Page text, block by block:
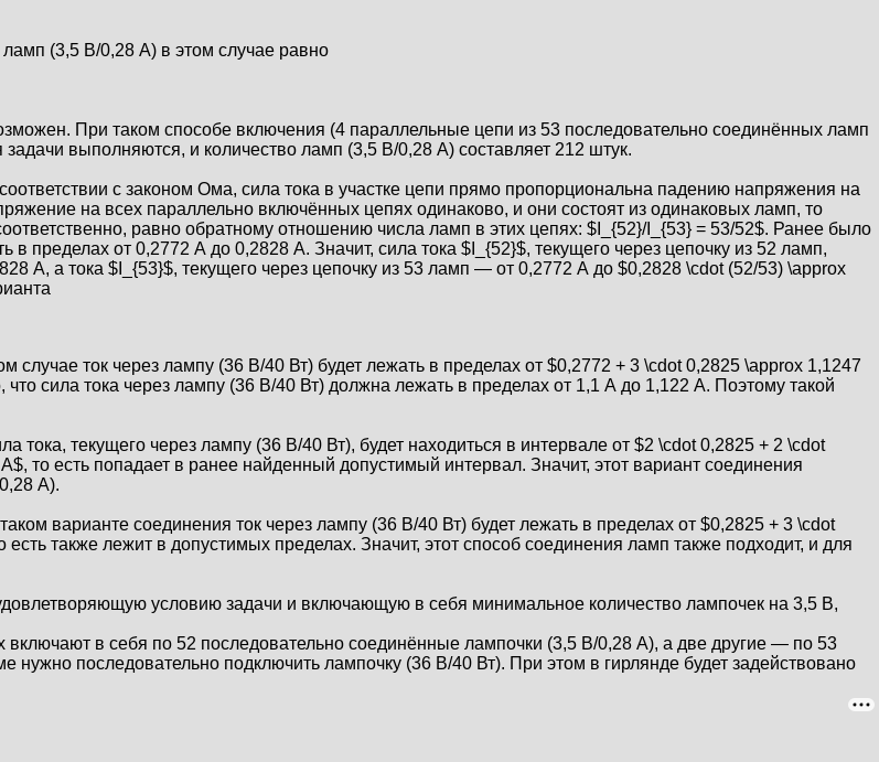
(3,5 В/0,28 А) в этом случае равно
При таком способе включения (4 параллельные цепи из 53 последовательно соединённых ламп
выполняются, и количество ламп (3,5 В/0,28 А) составляет 212 штук.
с законом Ома, сила тока в участке цепи прямо пропорциональна падению напряжения на
на всех параллельно включённых цепях одинаково, и они состоят из одинаковых ламп, то
равно обратному отношению числа ламп в этих цепях: $I_{52}/I_{53} = 53/52$. Ранее было
пределах от 0,2772 А до 0,2828 А. Значит, сила тока $I_{52}$, текущего через цепочку из 52 ламп,
А, а тока $I_{53}$, текущего через цепочку из 53 ламп — от 0,2772 А до $0,2828 \cdot (52/53) \approx
ток через лампу (36 В/40 Вт) будет лежать в пределах от $0,2772 + 3 \cdot 0,2825 \approx 1,1247
сила тока через лампу (36 В/40 Вт) должна лежать в пределах от 1,1 А до 1,122 А. Поэтому такой
текущего через лампу (36 В/40 Вт), будет находиться в интервале от $2 \cdot 0,2825 + 2 \cdot
то есть попадает в ранее найденный допустимый интервал. Значит, этот вариант соединения
А).
варианте соединения ток через лампу (36 В/40 Вт) будет лежать в пределах от $0,2825 + 3 \cdot
также лежит в допустимых пределах. Значит, этот способ соединения ламп также подходит, и для
условию задачи и включающую в себя минимальное количество лампочек на 3,5 В,
включают в себя по 52 последовательно соединённые лампочки (3,5 В/0,28 А), а две другие — по 53
последовательно подключить лампочку (36 В/40 Вт). При этом в гирлянде будет задействовано